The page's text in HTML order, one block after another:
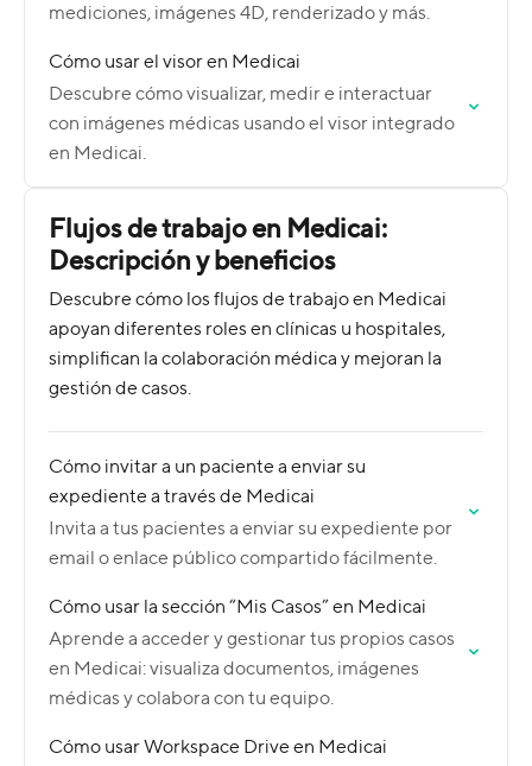
mediciones, imágenes 4D, renderizado y más.
Cómo usar el visor en Medicai
Descubre cómo visualizar, medir e interactuar
con imágenes médicas usando el visor integrado
en Medicai.
Flujos de trabajo en Medicai:
Descripción y beneficios
Descubre cómo los flujos de trabajo en Medicai
apoyan diferentes roles en clínicas u hospitales,
simplifican la colaboración médica y mejoran la
gestión de casos.
Cómo invitar a un paciente a enviar su
expediente a través de Medicai
Invita a tus pacientes a enviar su expediente por
email o enlace público compartido fácilmente.
Cómo usar la sección “Mis Casos” en Medicai
Aprende a acceder y gestionar tus propios casos
en Medicai: visualiza documentos, imágenes
médicas y colabora con tu equipo.
Cómo usar Workspace Drive en Medicai